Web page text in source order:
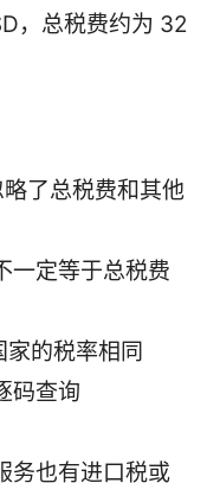
，总税费约为 32
了总税费和其他
一定等于总税费
的税率相同
码查询
务也有进口税或